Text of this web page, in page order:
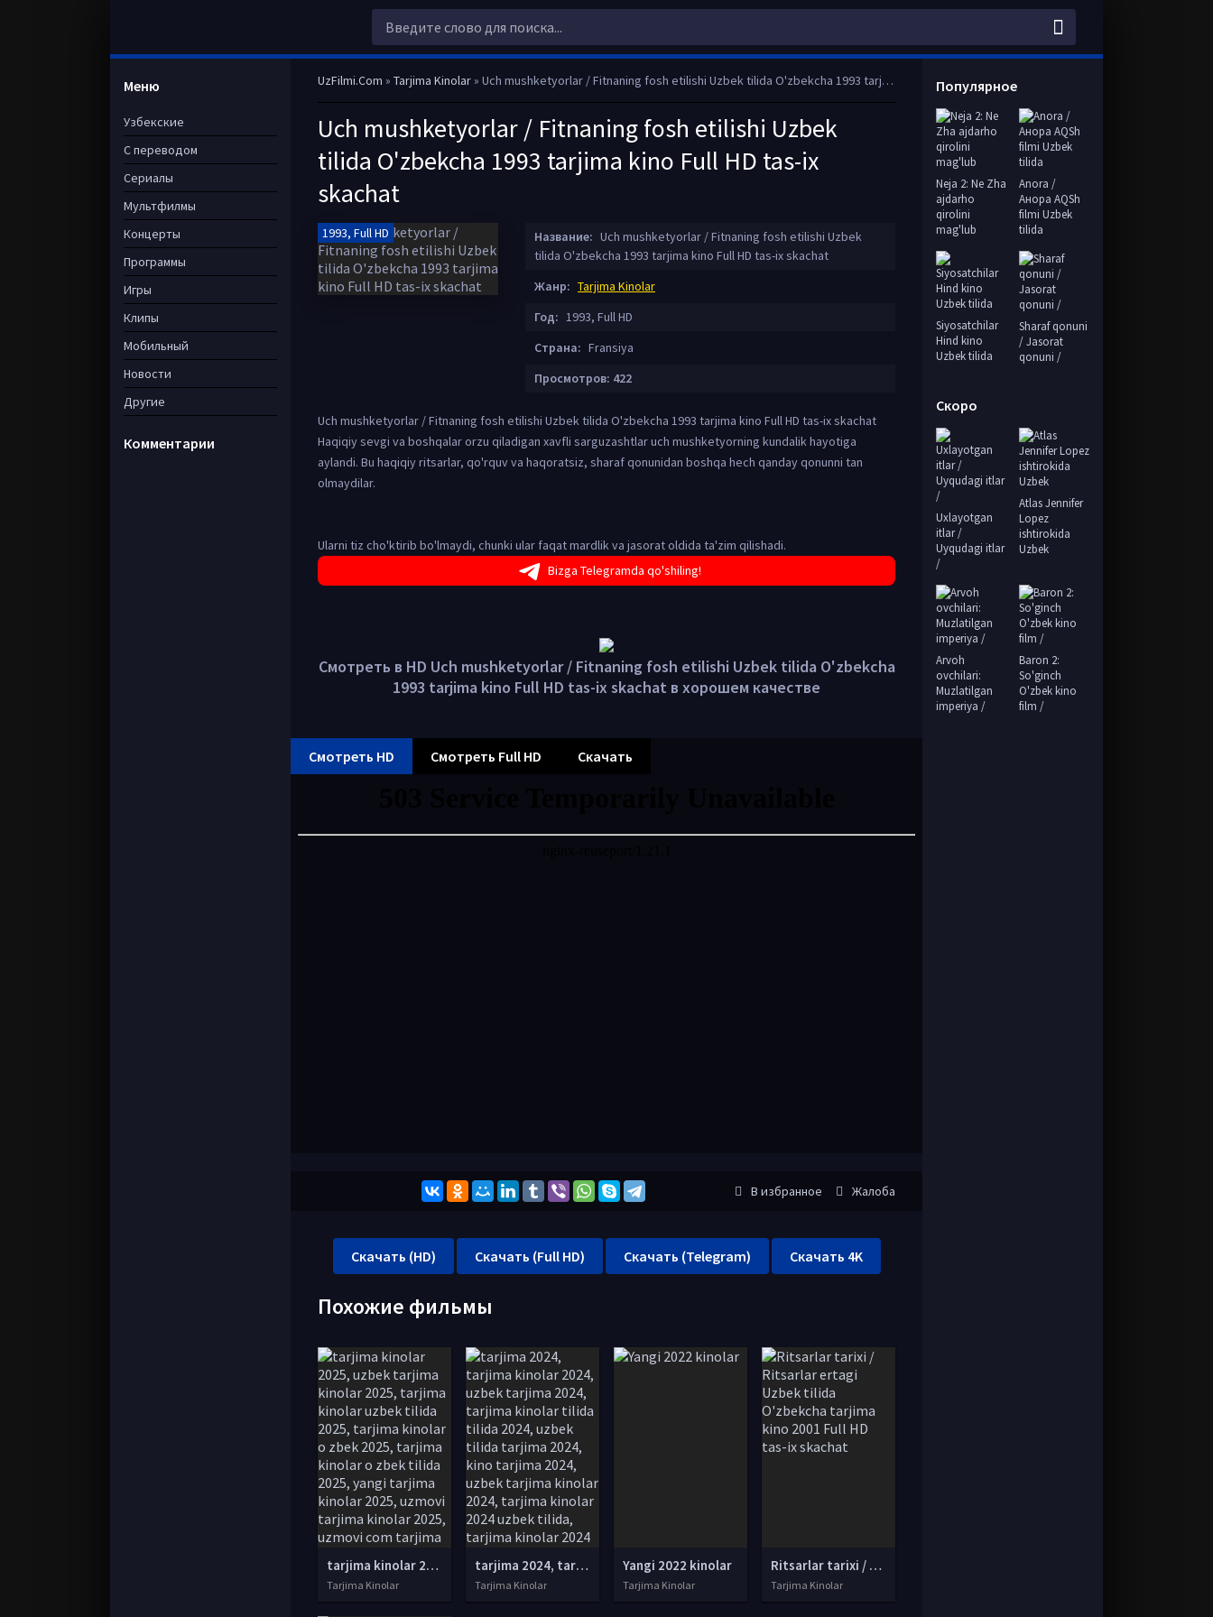
UzFilmi.Com » Tarjima Kinolar» Uch mushketyorlar / Fitnaning fosh etilishi Uzbek tilida O'zbekcha 1993 tarjima kino Full HD tas-ix skachat
Uch mushketyorlar / Fitnaning fosh etilishi Uzbek
tilida O'zbekcha 1993 tarjima kino Full HD tas-ix
skachat
1993, Full HD Название: Uch mushketyorlar / Fitnaning fosh etilishi Uzbek
tilida O'zbekcha 1993 tarjima kino Full HD tas-ix skachat
Жанр: Tarjima Kinolar
Год: 1993, Full HD
Страна: Fransiya
Просмотров: 422
Uch mushketyorlar / Fitnaning fosh etilishi Uzbek tilida O'zbekcha 1993 tarjima kino Full HD tas-ix skachat
Haqiqiy sevgi va boshqalar orzu qiladigan xavfli sarguzashtlar uch mushketyorning kundalik hayotiga
aylandi. Bu haqiqiy ritsarlar, qo'rquv va haqoratsiz, sharaf qonunidan boshqa hech qanday qonunni tan
olmaydilar.
Ularni tiz cho'ktirib bo'lmaydi, chunki ular faqat mardlik va jasorat oldida ta'zim qilishadi.
Bizga Telegramda qo'shiling!
Смотреть в HD Uch mushketyorlar / Fitnaning fosh etilishi Uzbek tilida O'zbekcha
1993 tarjima kino Full HD tas-ix skachat в хорошем качестве
Смотреть HD Смотреть Full HD Скачать
В избранное Жалоба
Скачать (HD) Скачать (Full HD) Скачать (Telegram) Скачать 4K
Похожие фильмы
tarjima kinolar 2025, uzbek tarjima kinolar 2025, tarjima kinolar uzbek tilida 2025, tarjima kinolar o zbek 2025, tarjima kinolar o zbek tilida 2025, yangi tarjima kinolar 2025, uzmovi tarjima kinolar 2025, uzmovi com tarjima kinolar 2025, uzbekcha t
Tarjima Kinolar
tarjima 2024, tarjima kinolar 2024, uzbek tarjima 2024, tarjima kinolar tilida tilida 2024, uzbek tilida tarjima 2024, kino tarjima 2024, uzbek tarjima kinolar 2024, tarjima kinolar 2024 uzbek tilida, tarjima kinolar 2024 o zbek, tarjima kinolar 2024
Tarjima Kinolar
Yangi 2022 kinolar
Tarjima Kinolar
Ritsarlar tarixi / Ritsarlar ertagi Uzbek tilida O'zbekcha tarjima kino 2001 Full HD tas-ix skachat
Tarjima Kinolar
Меню
Узбекские
С переводом
Сериалы
Мультфилмы
Концерты
Программы
Игры
Клипы
Мобильный
Новости
Другие
Комментарии
Популярное
Neja 2: Ne Zha
ajdarho
qirolini
mag'lub
Anora /
Анора AQSh
filmi Uzbek
tilida
Siyosatchilar
Hind kino
Uzbek tilida
Sharaf qonuni
/ Jasorat
qonuni /
Скоро
Uxlayotgan
itlar /
Uyqudagi itlar
/
Atlas Jennifer
Lopez
ishtirokida
Uzbek
Arvoh
ovchilari:
Muzlatilgan
imperiya /
Baron 2:
So'ginch
O'zbek kino
film /